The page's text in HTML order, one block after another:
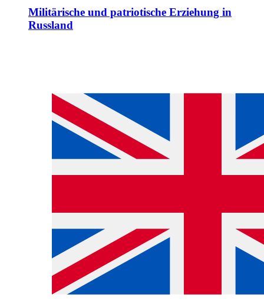
Militärische und patriotische Erziehung in
Russland